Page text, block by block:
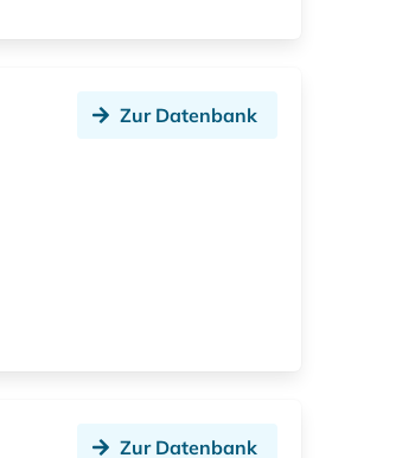
Zur Datenbank
Zur Datenbank